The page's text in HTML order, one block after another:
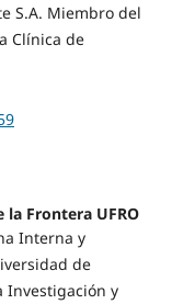
S.A. Miembro del
Clínica de
la Frontera UFRO
Interna y
de
Investigación y